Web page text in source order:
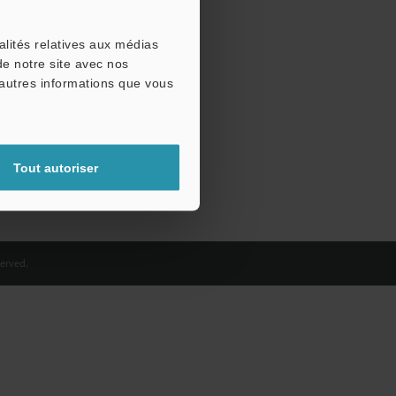
relatives aux médias
notre site avec nos
informations que vous
Tout autoriser